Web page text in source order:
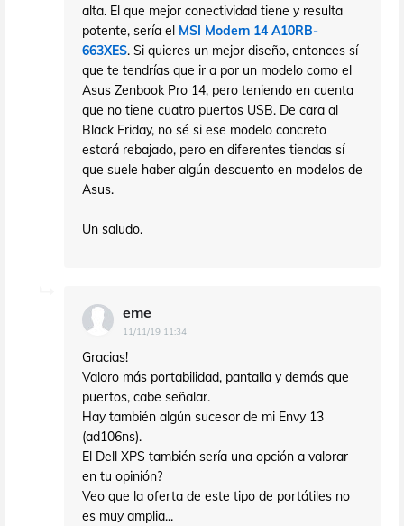
alta. El que mejor conectividad tiene y resulta
potente, sería el MSI Modern 14 A10RB-
663XES. Si quieres un mejor diseño, entonces sí
que te tendrías que ir a por un modelo como el
Asus Zenbook Pro 14, pero teniendo en cuenta
que no tiene cuatro puertos USB. De cara al
Black Friday, no sé si ese modelo concreto
estará rebajado, pero en diferentes tiendas sí
que suele haber algún descuento en modelos de
Asus.
Un saludo.
eme
11/11/19 11:34
Gracias!
Valoro más portabilidad, pantalla y demás que
puertos, cabe señalar.
Hay también algún sucesor de mi Envy 13
(ad106ns).
El Dell XPS también sería una opción a valorar
en tu opinión?
Veo que la oferta de este tipo de portátiles no
es muy amplia...